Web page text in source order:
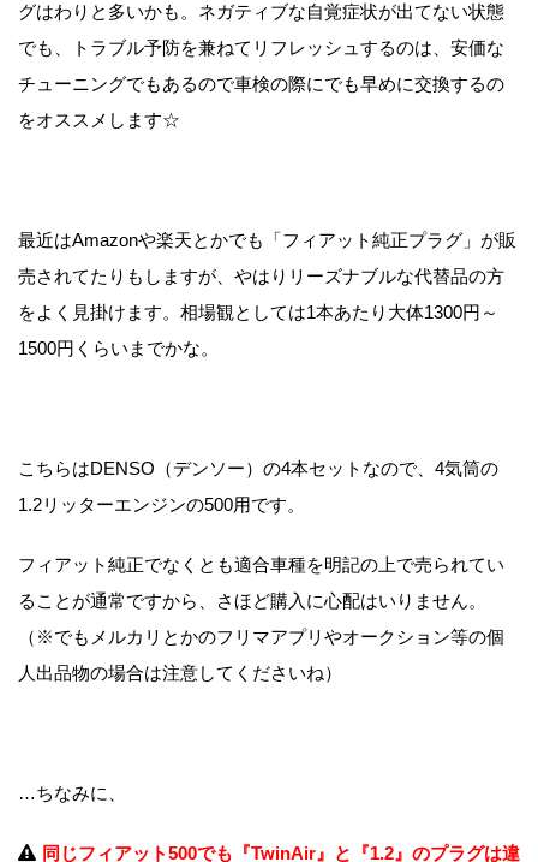
グはわりと多いかも。ネガティブな自覚症状が出てない状態
でも、トラブル予防を兼ねてリフレッシュするのは、安価な
チューニングでもあるので車検の際にでも早めに交換するの
をオススメします☆
最近はAmazonや楽天とかでも「フィアット純正プラグ」が販
売されてたりもしますが、やはりリーズナブルな代替品の方
をよく見掛けます。相場観としては1本あたり大体1300円～
1500円くらいまでかな。
こちらはDENSO（デンソー）の4本セットなので、4気筒の
1.2リッターエンジンの500用です。
フィアット純正でなくとも適合車種を明記の上で売られてい
ることが通常ですから、さほど購入に心配はいりません。
（※でもメルカリとかのフリマアプリやオークション等の個
人出品物の場合は注意してくださいね）
…ちなみに、
同じフィアット500でも『TwinAir』と『1.2』のプラグは違